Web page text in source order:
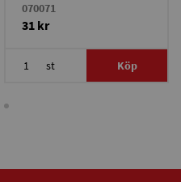
070071
31 kr
st Köp